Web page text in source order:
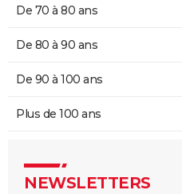
De 70 à 80 ans
De 80 à 90 ans
De 90 à 100 ans
Plus de 100 ans
NEWSLETTERS